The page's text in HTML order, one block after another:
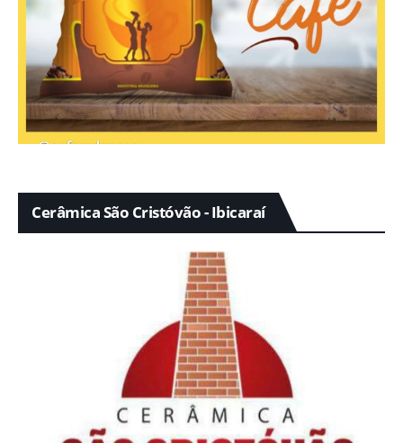
Cerâmica São Cristóvão - Ibicaraí